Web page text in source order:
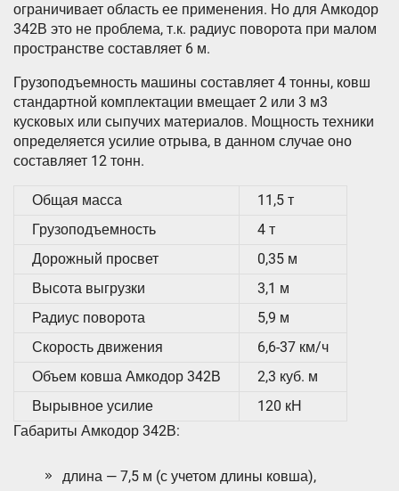
ограничивает область ее применения. Но для Амкодор
342В это не проблема, т.к. радиус поворота при малом
пространстве составляет 6 м.
Грузоподъемность машины составляет 4 тонны, ковш
стандартной комплектации вмещает 2 или 3 м3
кусковых или сыпучих материалов. Мощность техники
определяется усилие отрыва, в данном случае оно
составляет 12 тонн.
Общая масса
11,5 т
Грузоподъемность
4 т
Дорожный просвет
0,35 м
Высота выгрузки
3,1 м
Радиус поворота
5,9 м
Скорость движения
6,6-37 км/ч
Объем ковша Амкодор 342В
2,3 куб. м
Вырывное усилие
120 кН
Габариты Амкодор 342В:
длина — 7,5 м (с учетом длины ковша),